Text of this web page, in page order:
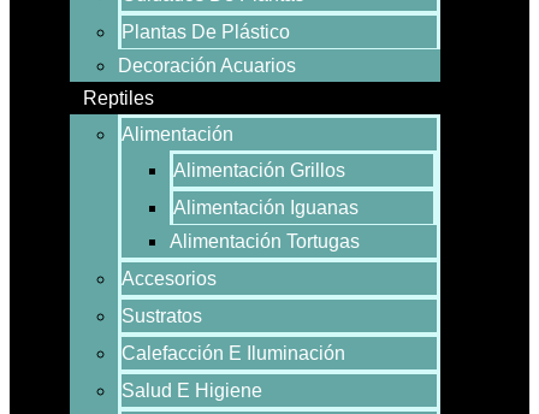
Plantas De Plástico
Decoración Acuarios
Reptiles
Alimentación
Alimentación Grillos
Alimentación Iguanas
Alimentación Tortugas
Accesorios
Sustratos
Calefacción E Iluminación
Salud E Higiene